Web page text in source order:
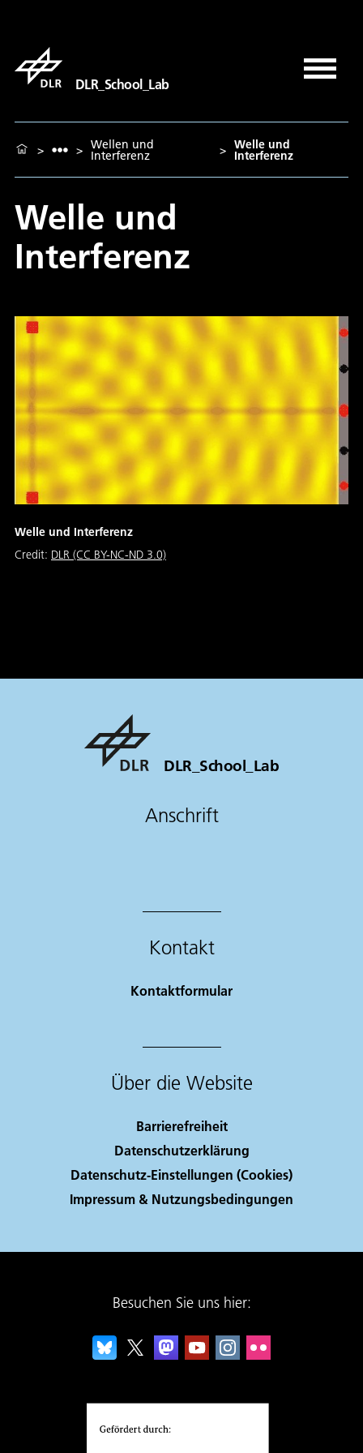
DLR_School_Lab
> > Wellen und
Interferenz > Welle und
Interferenz
Welle und
Interferenz
Welle und Interferenz
Credit: DLR (CC BY-NC-ND 3.0)
DLR_School_Lab
Anschrift
Kontakt
Kontaktformular
Über die Website
Barrierefreiheit
Datenschutzerklärung
Datenschutz-Einstellungen (Cookies)
Impressum & Nutzungsbedingungen
Besuchen Sie uns hier: